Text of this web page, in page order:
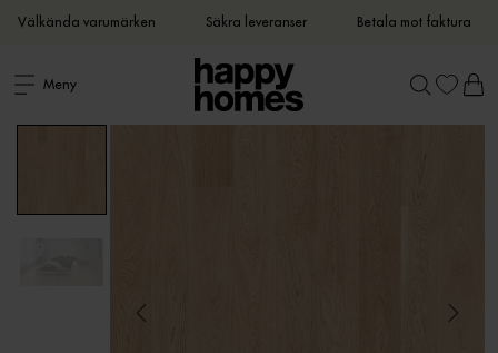
Välkända varumärken Säkra leveranser Betala mot faktura
Meny